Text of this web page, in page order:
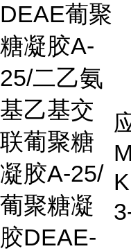
DEAE葡聚
糖凝胶A-
25/二乙氨
基乙基交
联葡聚糖
凝胶A-25/
葡聚糖凝
胶DEAE-